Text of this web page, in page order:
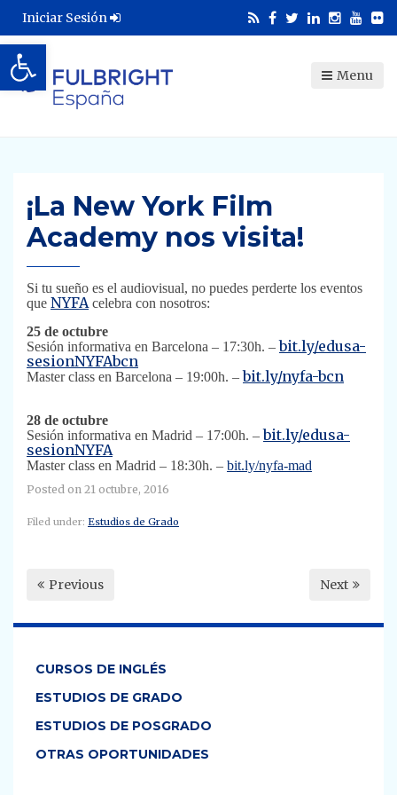
Abrir barra de herramientas
Iniciar Sesión
Menu
¡La New York Film
Academy nos visita!
​Si tu sueño es el audiovisual, no puedes perderte los eventos
que NYFA celebra con nosotros:
25 de octubre
Sesión informativa en Barcelona – 17:30h. – bit.ly/edusa-
sesionNYFAbcn
Master class en Barcelona – 19:00h. – bit.ly/nyfa-bcn
28 de octubre
Sesión informativa en Madrid – 17:00h. – bit.ly/edusa-
sesionNYFA
Master class en Madrid – 18:30h. – bit.ly/nyfa-mad
Posted on 21 octubre, 2016
Filed under: Estudios de Grado
Previous Next
CURSOS DE INGLÉS
ESTUDIOS DE GRADO
ESTUDIOS DE POSGRADO
OTRAS OPORTUNIDADES